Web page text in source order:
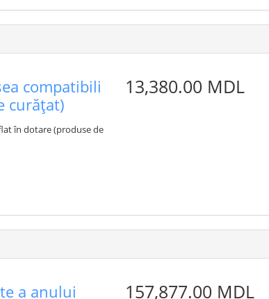
compatibili
curățat)
în dotare (produse de
13,380.00 MDL
a anului
157,877.00 MDL